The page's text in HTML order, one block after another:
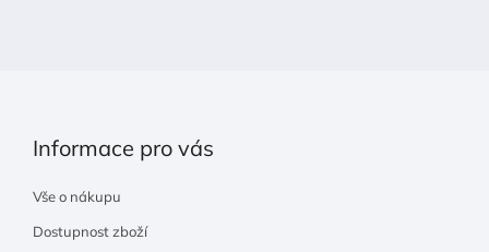
Informace pro vás
Vše o nákupu
Dostupnost zboží